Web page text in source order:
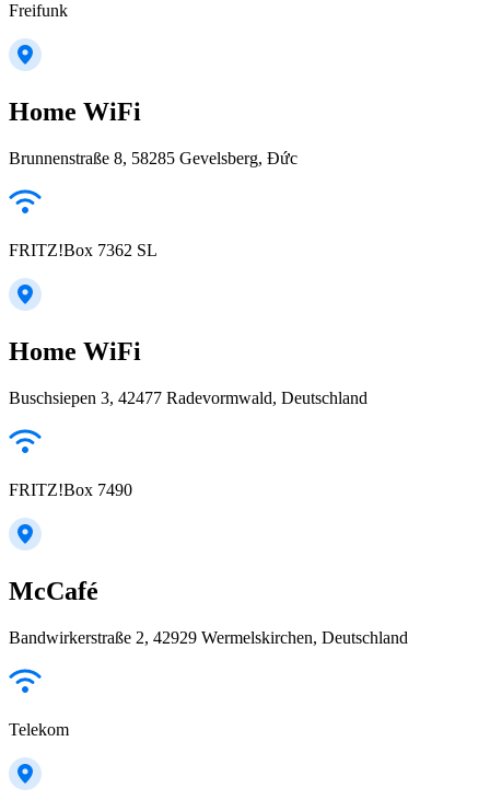
Freifunk
Home WiFi
Brunnenstraße 8, 58285 Gevelsberg, Đức
FRITZ!Box 7362 SL
Home WiFi
Buschsiepen 3, 42477 Radevormwald, Deutschland
FRITZ!Box 7490
McCafé
Bandwirkerstraße 2, 42929 Wermelskirchen, Deutschland
Telekom